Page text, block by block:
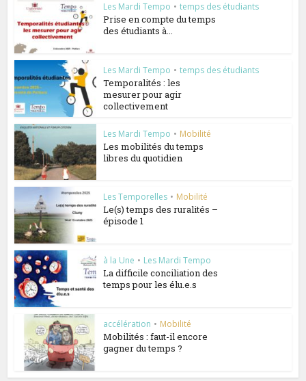
Les Mardi Tempo • temps des étudiants
Prise en compte du temps
des étudiants à...
Les Mardi Tempo • temps des étudiants
Temporalités : les
mesurer pour agir
collectivement
Les Mardi Tempo • Mobilité
Les mobilités du temps
libres du quotidien
Les Temporelles • Mobilité
Le(s) temps des ruralités –
épisode 1
à la Une • Les Mardi Tempo
La difficile conciliation des
temps pour les élu.e.s
accélération • Mobilité
Mobilités : faut-il encore
gagner du temps ?